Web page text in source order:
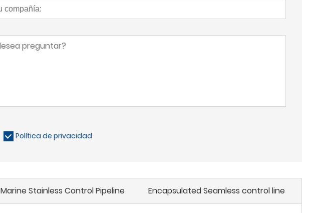
Política de privacidad
Marine Stainless Control Pipeline Encapsulated Seamless control line